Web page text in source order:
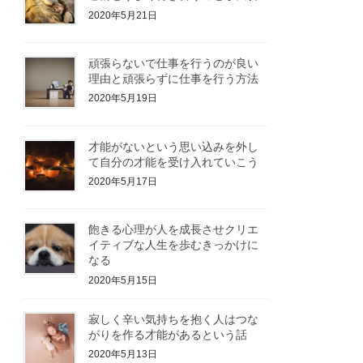
2020年5月21日
頑張らないで仕事を行うのが良い
理由と頑張らずに仕事を行う方法
2020年5月19日
才能がないという思い込みを外し
て自分の才能を受け入れていこう
2020年5月17日
飽きる心理が人を成長させクリエ
イティブな人生を歩むきっかけに
なる
2020年5月15日
寂しく辛い気持ちを抱く人はつな
がりを作る才能があるという話
2020年5月13日